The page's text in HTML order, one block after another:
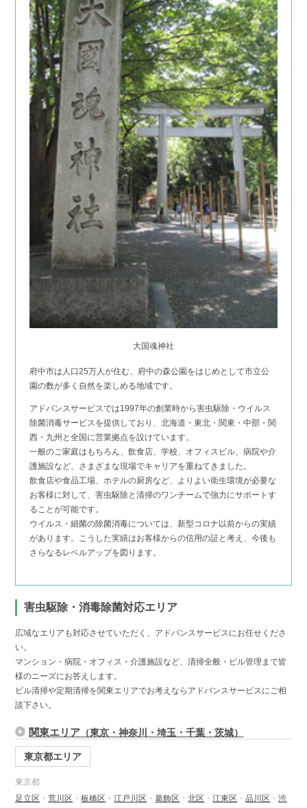
大国魂神社
府中市は人口25万人が住む、府中の森公園をはじめとして市立公
園の数が多く自然を楽しめる地域です。
アドバンスサービスでは1997年の創業時から害虫駆除・ウイルス
除菌消毒サービスを提供しており、北海道・東北・関東・中部・関
西・九州と全国に営業拠点を設けています。
一般のご家庭はもちろん、飲食店、学校、オフィスビル、病院や介
護施設など、さまざまな現場でキャリアを重ねてきました。
飲食店や食品工場、ホテルの厨房など、よりよい衛生環境が必要な
お客様に対して、害虫駆除と清掃のワンチームで強力にサポートす
ることが可能です。
ウイルス・細菌の除菌消毒については、新型コロナ以前からの実績
があります。こうした実績はお客様からの信用の証と考え、今後も
さらなるレベルアップを図ります。
害虫駆除・消毒除菌対応エリア
広域なエリアも対応させていただく、アドバンスサービスにお任せくださ
い。
マンション・病院・オフィス・介護施設など、清掃全般・ビル管理まで皆
様のニーズにお答えします。
ビル清掃や定期清掃を関東エリアでお考えならアドバンスサービスにご相
談下さい。
関東エリア （東京・神奈川・埼玉・千葉・茨城）
東京都エリア
東京都
足立区 ・荒川区 ・板橋区 ・江戸川区 ・葛飾区 ・北区 ・江東区 ・品川区 ・渋